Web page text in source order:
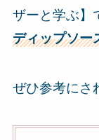
ザーと学ぶ】
ディップソー
ぜひ参考にさ